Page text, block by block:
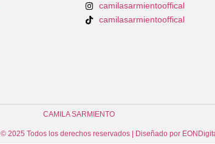
camilasarmientooffical
camilasarmientooffical
CAMILA SARMIENTO
2025 Todos los derechos reservados | Diseñado por